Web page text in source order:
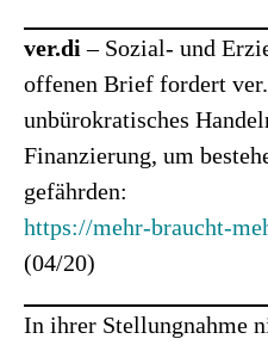
ver.di – Sozial- und
offenen Brief fordert
unbürokratisches
Finanzierung, um
gefährden:
https://mehr-braucht-
(04/20)
In ihrer Stellungnahme